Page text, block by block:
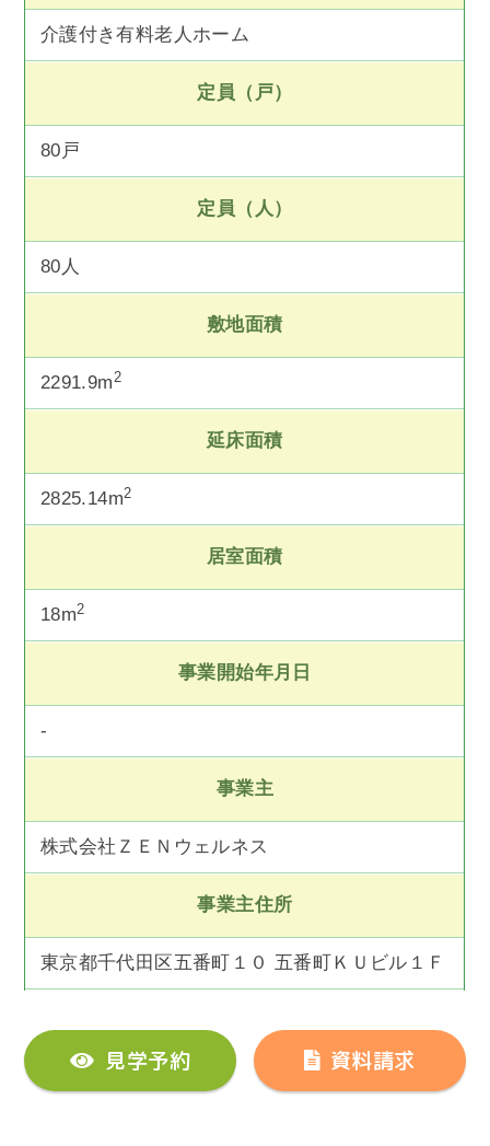
介護付き有料老人ホーム
定員（戸）
80戸
定員（人）
80人
敷地面積
2291.9m 2
延床面積
2825.14m2
居室面積
18m2
事業開始年月日
-
事業主
株式会社ＺＥＮウェルネス
事業主住所
東京都千代田区五番町１０ 五番町ＫＵビル１Ｆ
見学予約 資料請求